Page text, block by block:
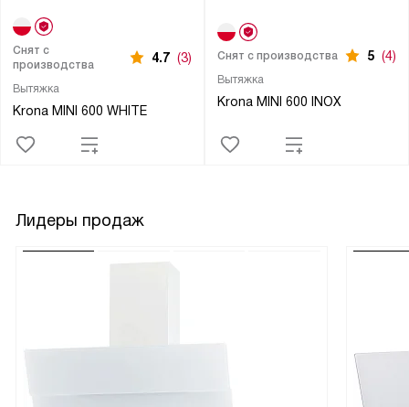
Вытяжка
Krona MINI 600 WHITE
Снят с
производства
4.7 (3)
Вытяжка
Krona MINI 600 INOX
Снят с производства 5 (4)
Лидеры продаж